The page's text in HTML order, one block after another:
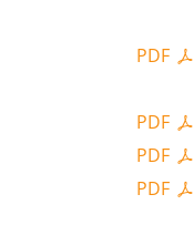
PDF
PDF
PDF
PDF